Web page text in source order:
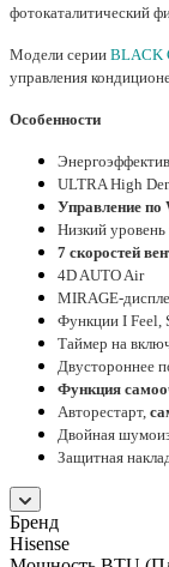
фотокаталитический
Модели серии BLACK
управления
Особенности
ULTRA High
Управление по
Низкий
7 скоростей
4D AUTO Air
MIRAGE-
Функции I Feel,
Таймер на
Двустороннее
Функция
Авторестарт,
Двойная
Защитная
Бренд
Hisense